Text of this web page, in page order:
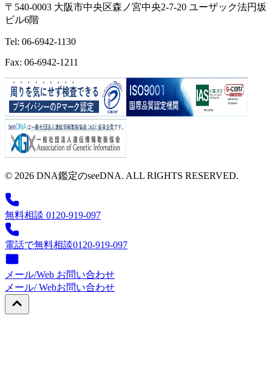
〒540-0003 大阪市中央区森ノ宮中央2-7-20 ユーザック法円坂
ビル6階
Tel: 06-6942-1130
Fax: 06-6942-1211
© 2026 DNA鑑定のseeDNA. ALL RIGHTS RESERVED.
無料相談 0120-919-097
電話で無料相談0120-919-097
メール/Web お問い合わせ
メール/ Webお問い合わせ